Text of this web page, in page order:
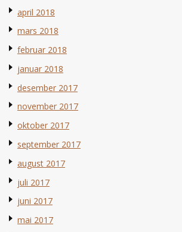
april 2018
mars 2018
februar 2018
januar 2018
desember 2017
november 2017
oktober 2017
september 2017
august 2017
juli 2017
juni 2017
mai 2017